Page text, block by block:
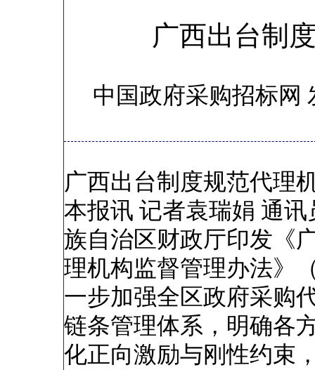
广西出台制
中国政府采购招标网
广西出台制度规范代理
本报讯 记者袁瑞娟 通
族自治区财政厅印发《
理机构监督管理办法》
一步加强全区政府采购
链条管理体系，明确各
化正向激励与刚性约束